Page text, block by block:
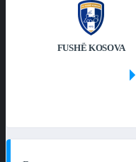
FUSHË KOSOVA